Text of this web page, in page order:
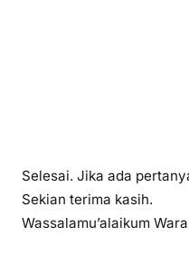
Selesai. Jika ada
Sekian terima kasih.
Wassalamu’alaikum